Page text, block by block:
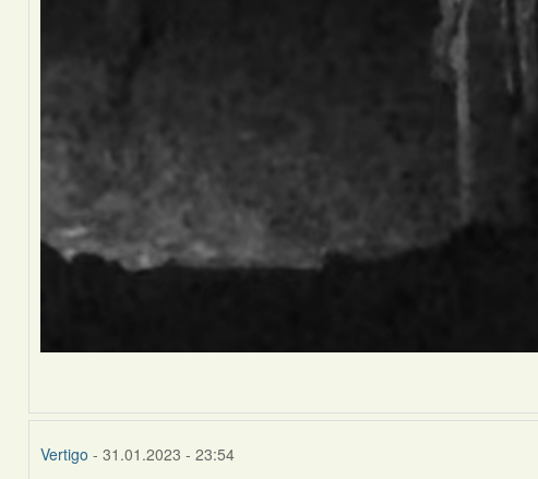
Vertigo - 31.01.2023 - 23:54